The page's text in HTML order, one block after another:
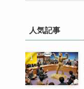
人気記事